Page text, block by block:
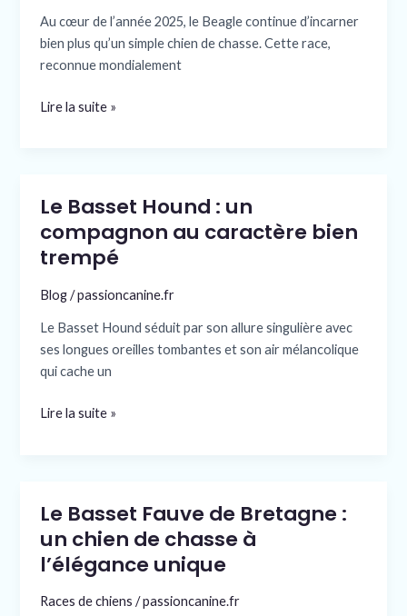
Au cœur de l’année 2025, le Beagle continue d’incarner
bien plus qu’un simple chien de chasse. Cette race,
reconnue mondialement
Lire la suite »
Le Basset Hound : un
compagnon au caractère bien
trempé
Blog/passioncanine.fr
Le Basset Hound séduit par son allure singulière avec
ses longues oreilles tombantes et son air mélancolique
qui cache un
Le
Basset
Hound
:
un
au
caractère
bien
Lire la suite »
Le Basset Fauve de Bretagne :
un chien de chasse à
l’élégance unique
Races de chiens /passioncanine.fr
Le
Basset
Fauve
de
Bretagne